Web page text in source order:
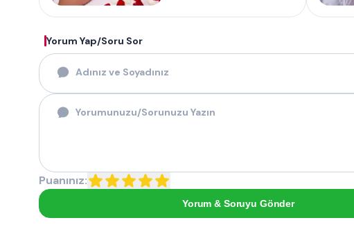
Yorum Yap/Soru Sor
Puanınız:
Yorum & Soruyu Gönder